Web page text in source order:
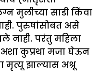
मुलीच्या साडी किंवा
पुरुषांसोबत असे
नाही. परंतु महिला
अशा कुप्रथा मजा घेऊन
मृत्यू झाल्यास अश्रू